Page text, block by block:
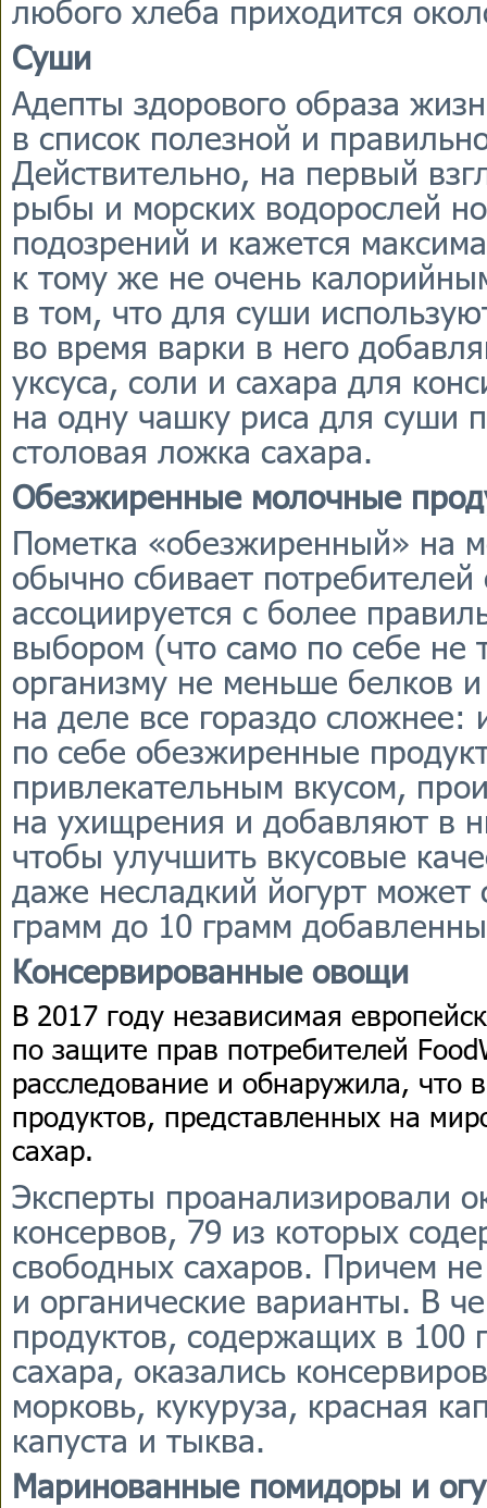
любого хлеба приходится
Суши
Адепты здорового образа
в список полезной и
Действительно, на первый
рыбы и морских водорослей
подозрений и кажется
к тому же не очень
в том, что для суши
во время варки в него
уксуса, соли и сахара для
на одну чашку риса для суши
столовая ложка сахара.
Обезжиренные молочные
Пометка «обезжиренный» на
обычно сбивает потребителей
ассоциируется с более
выбором (что само по себе
организму не меньше белков
на деле все гораздо сложнее:
по себе обезжиренные
привлекательным вкусом,
на ухищрения и добавляют в
чтобы улучшить вкусовые
даже несладкий йогурт может
грамм до 10 грамм
Консервированные овощи
В 2017 году независимая
по защите прав потребителей
расследование и обнаружила, что
продуктов, представленных на
сахар.
Эксперты проанализировали
консервов, 79 из которых
свободных сахаров. Причем
и органические варианты. В
продуктов, содержащих в 100
сахара, оказались
морковь, кукуруза, красная
капуста и тыква.
Маринованные помидоры и